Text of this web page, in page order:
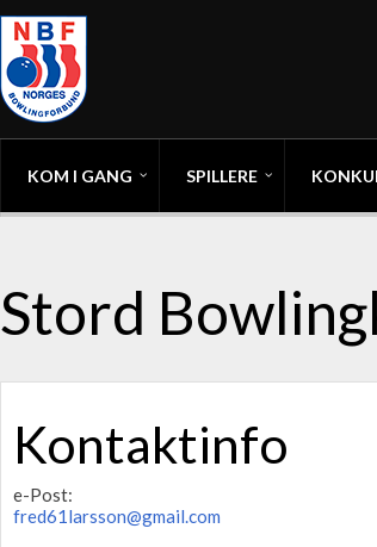
KOM I GANG SPILLERE
Stord
Kontaktinfo
e-Post:
fred61larsson@gmail.com